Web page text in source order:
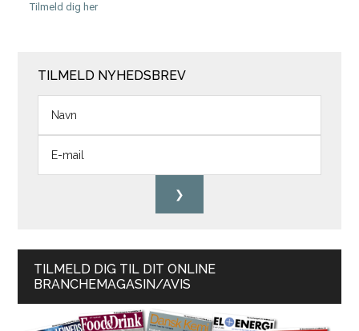
Tilmeld dig her
TILMELD NYHEDSBREV
TILMELD DIG TIL DIT ONLINE
BRANCHEMAGASIN/AVIS